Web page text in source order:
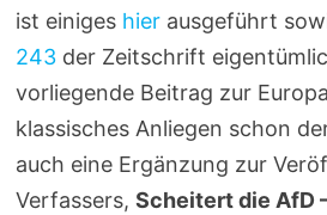
ist einiges hier ausgeführt
243der Zeitschrift
vorliegende Beitrag zur
klassisches Anliegen schon
auch eine Ergänzung zur
Verfassers, Scheitert die AfD